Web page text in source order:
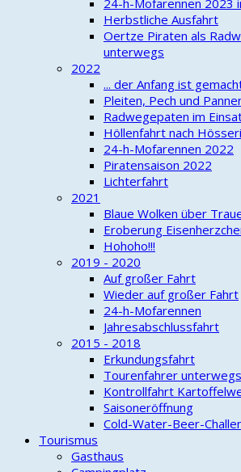
24-h-Mofarennen 2023
Herbstliche Ausfahrt
Oertze Piraten als
unterwegs
2022
... der Anfang ist
Pleiten, Pech und
Radwegepaten im
Höllenfahrt nach
24-h-Mofarennen 2022
Piratensaison 2022
Lichterfahrt
2021
Blaue Wolken über
Eroberung
Hohoho!!!
2019 - 2020
Auf großer Fahrt
Wieder auf großer Fahrt
24-h-Mofarennen
Jahresabschlussfahrt
2015 - 2018
Erkundungsfahrt
Tourenfahrer unterwegs
Kontrollfahrt
Saisoneröffnung
Cold-Water-Beer-
Tourismus
Gasthaus